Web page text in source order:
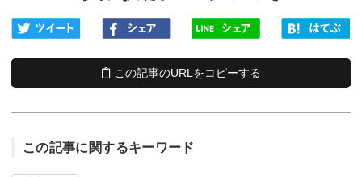
この記事のURLをコピーする
この記事に関するキーワード